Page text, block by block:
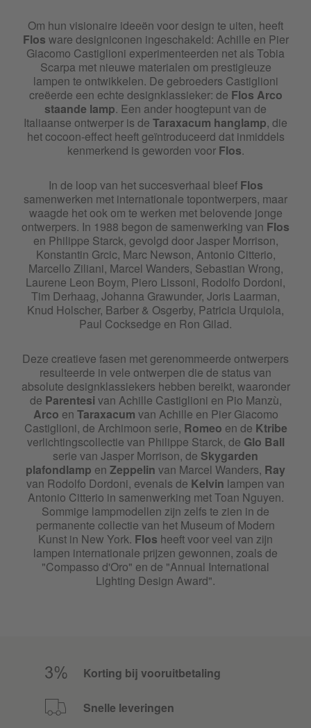
Flos To-Tie
Flos Toio
Flos Wan
Om hun visionaire ideeën voor design te uiten, heeft
Flos ware designiconen ingeschakeld: Achille en Pier
Giacomo Castiglioni experimenteerden net als Tobia
Scarpa met nieuwe materialen om prestigieuze
lampen te ontwikkelen. De gebroeders Castiglioni
creëerde een echte designklassieker: de Flos Arco
staande lamp. Een ander hoogtepunt van de
Italiaanse ontwerper is de Taraxacum hanglamp, die
het cocoon-effect heeft geïntroduceerd dat inmiddels
kenmerkend is geworden voor Flos.
In de loop van het succesverhaal bleef Flos
samenwerken met internationale topontwerpers, maar
waagde het ook om te werken met belovende jonge
ontwerpers. In 1988 begon de samenwerking van Flos
en Philippe Starck, gevolgd door Jasper Morrison,
Konstantin Grcic, Marc Newson, Antonio Citterio,
Marcello Ziliani, Marcel Wanders, Sebastian Wrong,
Laurene Leon Boym, Piero Lissoni, Rodolfo Dordoni,
Tim Derhaag, Johanna Grawunder, Joris Laarman,
Knud Holscher, Barber & Osgerby, Patricia Urquiola,
Paul Cocksedge en Ron Gilad.
Deze creatieve fasen met gerenommeerde ontwerpers
resulteerde in vele ontwerpen die de status van
absolute designklassiekers hebben bereikt, waaronder
de Parentesi van Achille Castiglioni en Pio Manzù,
Arco en Taraxacum van Achille en Pier Giacomo
Castiglioni, de Archimoon serie, Romeo en de Ktribe
verlichtingscollectie van Philippe Starck, de Glo Ball
serie van Jasper Morrison, de Skygarden
plafondlamp en Zeppelin van Marcel Wanders, Ray
van Rodolfo Dordoni, evenals de Kelvin lampen van
Antonio Citterio in samenwerking met Toan Nguyen.
Sommige lampmodellen zijn zelfs te zien in de
permanente collectie van het Museum of Modern
Kunst in New York. Flos heeft voor veel van zijn
lampen internationale prijzen gewonnen, zoals de
"Compasso d'Oro" en de "Annual International
Lighting Design Award".
Korting bij vooruitbetaling
Snelle leveringen